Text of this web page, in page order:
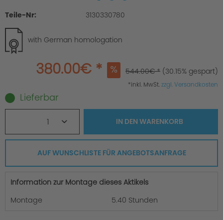
Teile-Nr: 3130330780
with German homologation
380.00€ * 544.00€ * (30.15% gespart)
*inkl. MwSt.zzgl. Versandkosten
Lieferbar
1 IN DENWARENKORB
AUF WUNSCHLISTE FÜR ANGEBOTSANFRAGE
Information zur Montage dieses Aktikels
Montage
5.40 Stunden